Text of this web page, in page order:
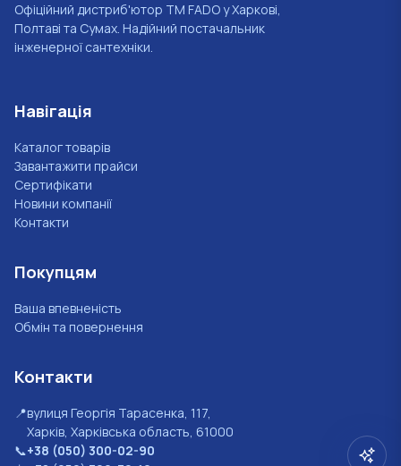
Офіційний дистриб'ютор ТМ FADO у Харкові,
Полтаві та Сумах. Надійний постачальник
інженерної сантехніки.
Навігація
Каталог товарів
Завантажити прайси
Сертифікати
Новини компанії
Контакти
Покупцям
Ваша впевненість
Обмін та повернення
Контакти
📍вулиця Георгія Тарасенка, 117,
Харків, Харківська область, 61000
📞+38 (050) 300-02-90